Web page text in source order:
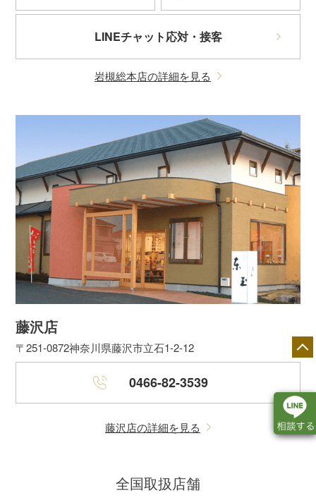
LINEチャット応対・接客
岩槻総本店の詳細を見る
藤沢店
〒251-0872神奈川県藤沢市立石1-2-12
0466-82-3539
藤沢店の詳細を見る
全国取扱店舗